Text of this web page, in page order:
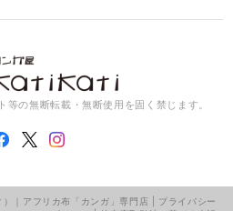
等の無断転載・無断使用を固く禁じます。
｜アフリカ布「カンガ」専門店 | プライバシー